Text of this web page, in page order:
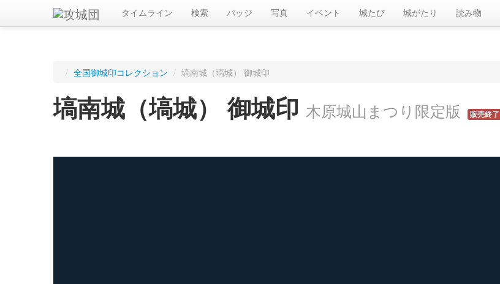
タイムライン 検索 バッジ 写真 イベント 城たび 城がたり 読み物
/ 全国御城印コレクション / 塙南城（塙城） 御城印
塙南城（塙城） 御城印 木原城山まつり限定版 販売終了